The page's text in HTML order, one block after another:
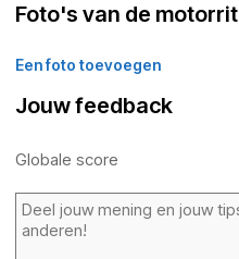
Foto's van de motorrit
Een foto toevoegen
Jouw feedback
Globale score